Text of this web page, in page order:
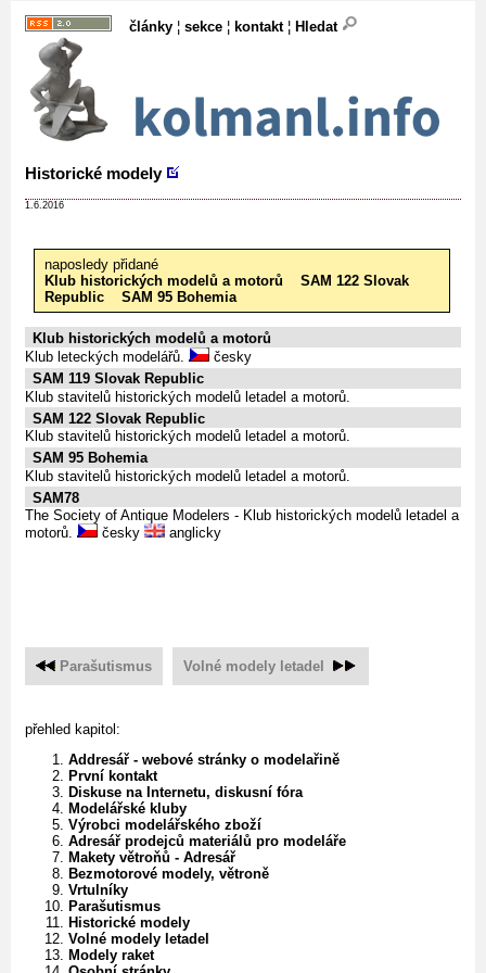
články ¦ sekce ¦ kontakt¦ Hledat
Historické modely
1.6.2016
naposledy přidané
Klub historických modelů a motorů
SAM 122 Slovak
Republic
SAM 95 Bohemia
Klub historických modelů a motorů
Klub leteckých modelářů.
česky
SAM 119 Slovak Republic
Klub stavitelů historických modelů letadel a motorů.
SAM 122 Slovak Republic
Klub stavitelů historických modelů letadel a motorů.
SAM 95 Bohemia
Klub stavitelů historických modelů letadel a motorů.
SAM78
The Society of Antique Modelers - Klub historických modelů letadel a
motorů.
česky anglicky
Parašutismus Volné modely letadel
přehled kapitol:
Addresář - webové stránky o modelařině
První kontakt
Diskuse na Internetu, diskusní fóra
Modelářské kluby
Výrobci modelářského zboží
Adresář prodejců materiálů pro modeláře
Makety větroňů - Adresář
Bezmotorové modely, větroně
Vrtulníky
Parašutismus
Historické modely
Volné modely letadel
Modely raket